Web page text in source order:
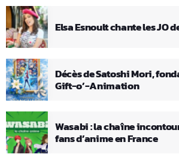
Elsa Esnoult chante les JO
Décès de Satoshi Mori,
Gift-o’-Animation
Wasabi : la chaîne
fans d’anime en France